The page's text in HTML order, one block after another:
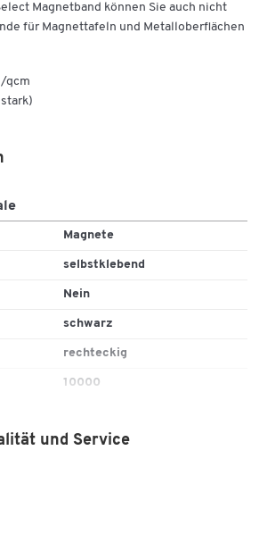
Magnetband können Sie auch nicht
für Magnettafeln und Metalloberflächen
qcm
Magnete
selbstklebend
Nein
schwarz
rechteckig
10000
selbstklebend
und Service